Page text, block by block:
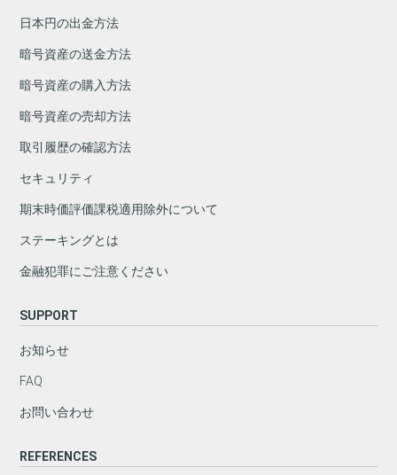
日本円の出金方法
暗号資産の送金方法
暗号資産の購入方法
暗号資産の売却方法
取引履歴の確認方法
セキュリティ
期末時価評価課税適用除外について
ステーキングとは
金融犯罪にご注意ください
SUPPORT
お知らせ
FAQ
お問い合わせ
REFERENCES